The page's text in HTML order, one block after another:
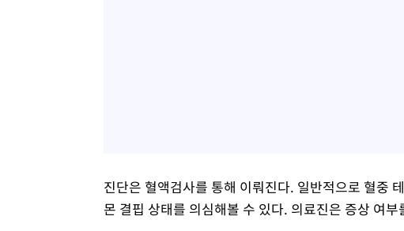
진단은 혈액검사를 통해 이뤄진다. 일반적으로 혈중
몬 결핍 상태를 의심해볼 수 있다. 의료진은 증상 여